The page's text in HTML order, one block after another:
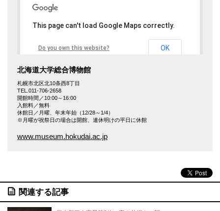
This page can't load Google Maps correctly.
Do you own this website? OK
北海道大学総合博物館
札幌市北区北10条西8丁目
TEL.011-706-2658
開館時間／10:00～16:00
入館料／無料
休館日／月曜、年末年始（12/28～1/4）
※月曜が祝祭日の場合は開館、連休明けの平日に休館
www.museum.hokudai.ac.jp
関連する記事